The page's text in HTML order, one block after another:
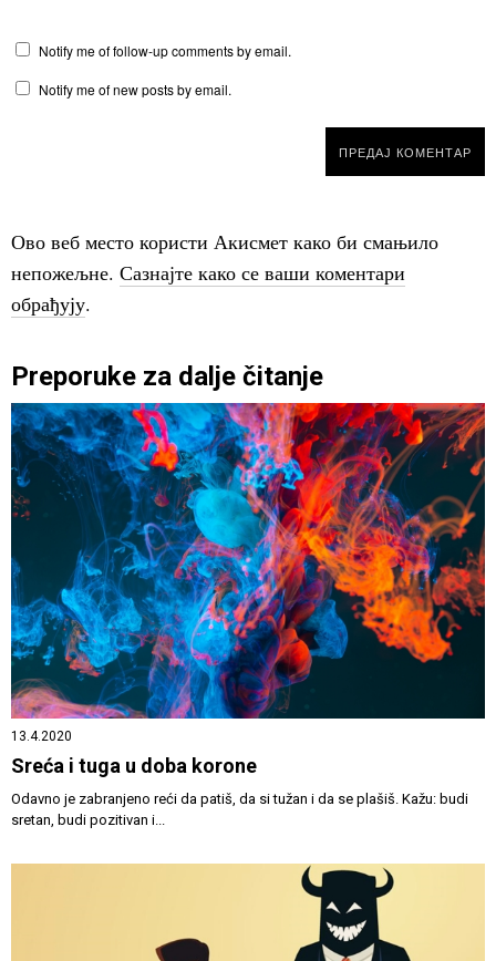
Notify me of follow-up comments by email.
Notify me of new posts by email.
Ово веб место користи Акисмет како би смањило
непожељне. Сазнајте како се ваши коментари
обрађују.
Preporuke za dalje čitanje
13.4.2020
Sreća i tuga u doba korone
Odavno je zabranjeno reći da patiš, da si tužan i da se plašiš. Kažu: budi
sretan, budi pozitivan i...